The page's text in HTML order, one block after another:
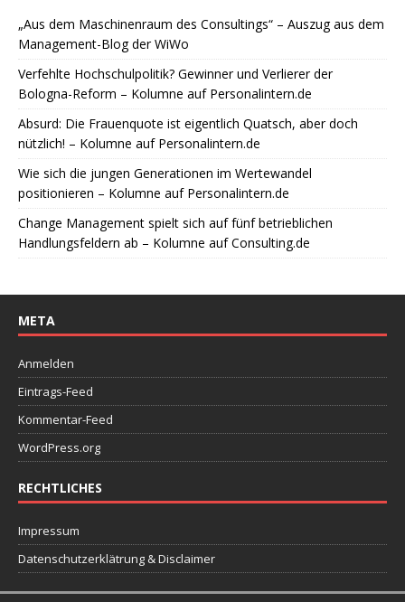
„Aus dem Maschinenraum des Consultings“ – Auszug aus dem
Management-Blog der WiWo
Verfehlte Hochschulpolitik? Gewinner und Verlierer der
Bologna-Reform – Kolumne auf Personalintern.de
Absurd: Die Frauenquote ist eigentlich Quatsch, aber doch
nützlich! – Kolumne auf Personalintern.de
Wie sich die jungen Generationen im Wertewandel
positionieren – Kolumne auf Personalintern.de
Change Management spielt sich auf fünf betrieblichen
Handlungsfeldern ab – Kolumne auf Consulting.de
META
Anmelden
Eintrags-Feed
Kommentar-Feed
WordPress.org
RECHTLICHES
Impressum
Datenschutzerklätrung & Disclaimer